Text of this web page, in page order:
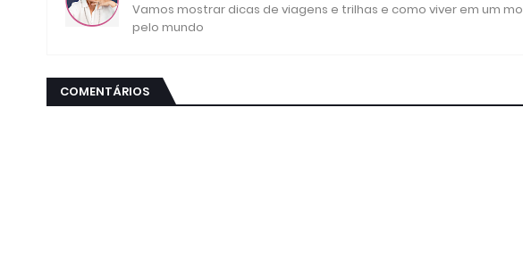
Vamos mostrar dicas de viagens e trilhas e como viver em um
pelo mundo
COMENTÁRIOS